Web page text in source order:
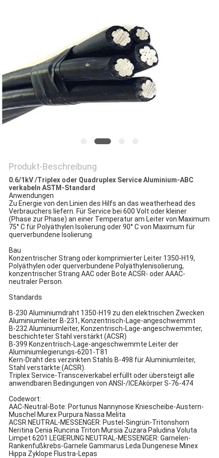
SITEMAP
DATENSCHUTZRICHTLINIE
Produkt-Beschreibung
0.6/1kV /Triplex oder Quadruplex Service Aluminium-ABC
verkabeln ASTM-Standard
Anwendungen
Zu Energie von den Linien des Hilfs an das weatherhead des
Verbrauchers liefern. Für Service bei 600 Volt oder kleiner
(Phase zur Phase) an einer Temperatur am Leiter von Maximum
75° C für Polyäthylen Isolierung oder 90° C von Maximum für
querverbundene Isolierung.
Bau
Konzentrischer Strang oder komprimierter Leiter 1350-H19,
Polyäthylen oder querverbundene Polyäthylenisolierung,
konzentrischer Strang AAC oder Bote ACSR- oder AAAC-
neutraler Person.
Standards
B-230 Aluminiumdraht 1350-H19 zu den elektrischen Zwecken
Aluminiumleiter B-231, Konzentrisch-Lage-angeschwemmt
B-232 Aluminiumleiter, Konzentrisch-Lage-angeschwemmter,
beschichteter Stahl verstärkt (ACSR)
B-399 Konzentrisch-Lage-angeschwemmte Leiter der
Aluminiumlegierungs-6201-T81
Kern-Draht des verzinkten Stahls B-498 für Aluminiumleiter,
Stahl verstärkte (ACSR).
Triplex Service-Transceiverkabel erfüllt oder übersteigt alle
anwendbaren Bedingungen von ANSI-/ICEAkörper S-76-474
Codewort:
AAC-Neutral-Bote: Portunus Nannynose Kniescheibe-Austern-
Muschel Murex Purpura Nassa Melita
ACSR NEUTRAL-MESSENGER: Pustel-Singrün-Tritonshorn
Neritina Cenia Runcina Triton Mursia Zuzara Paludina Voluta
Limpet 6201 LEGIERUNG NEUTRAL-MESSENGER: Garnelen-
Rankenfußkrebs-Garnele Gammarus Leda Dungenese Minex
Hippa Zyklope Flustra-Lepas